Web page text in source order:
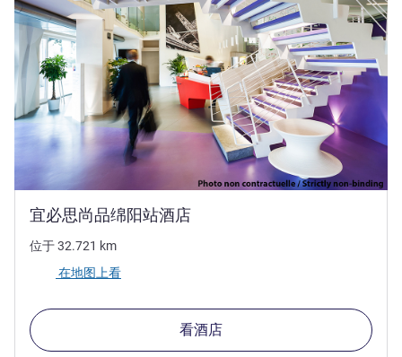
宜必思尚品绵阳站酒店
位于32.721 km
在地图上看
看酒店